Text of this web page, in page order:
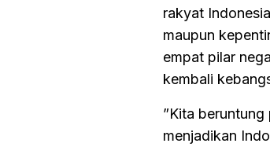
rakyat
maupun
empat pilar
kembali
”Kita
menjadikan